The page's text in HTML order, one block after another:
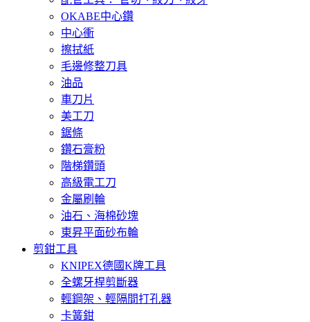
OKABE中心鑽
中心衝
擦拭紙
毛邊修整刀具
油品
車刀片
美工刀
鋸條
鑽石膏粉
階梯鑽頭
高級電工刀
金屬刷輪
油石、海棉砂塊
東昇平面砂布輪
剪鉗工具
KNIPEX德國K牌工具
全螺牙桿剪斷器
輕鋼架、輕隔間打孔器
卡簧鉗